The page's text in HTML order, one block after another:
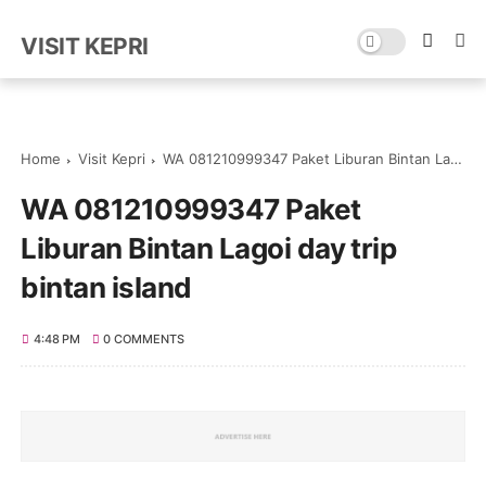
VISIT KEPRI
Home Visit Kepri WA 081210999347 Paket Liburan Bintan Lagoi day trip bintan island
WA 081210999347 Paket
Liburan Bintan Lagoi day trip
bintan island
4:48 PM 0 COMMENTS